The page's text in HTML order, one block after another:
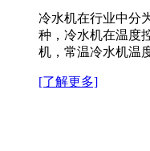
冷水机在行业中分
种，冷水机在温度
机，常温冷水机温
[了解更多]